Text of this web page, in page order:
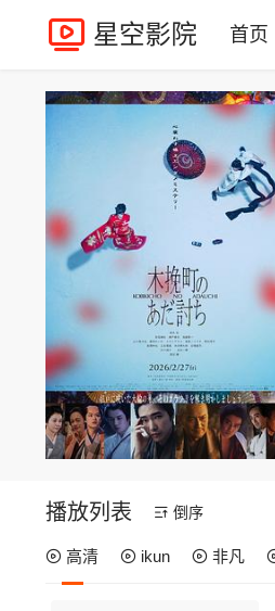
星空影院 首页
播放列表 倒序
高清 ikun 非凡